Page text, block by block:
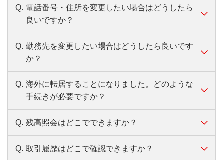
ATMで残高照会
第二リテールアカウント支店専用ダイヤル
「0120-76-5919」（音声自動応答）でご確認
額は返済日により異なります。ご返済日当日に
必要金額を下記方法でご確認ください。
では、1,000円未満の端数は切り上げた金額でご
入金ください。
入金額が借入残高と利息、遅延損害金の合計金
額を超える金額の場合
るご返済はできません。
次回返済金額や残高の確認方法
バンクイックアプリについて、くわしくはこち
ら
会員ページはこちら
お振り込み
お振り込みでご返済いただけます。バンクイッ
クアプリの「ご返済」または、会員ページの
「ご返済（振込返済）」からお手続きできま
す。
上記の方法の場合、振込手数料は無料です。
ATMからお振り込みでご返済される場合は、利用時
間・利用機関により所定の手数料がかかります。
ダウンロードはこちらから（無料）
A. 「当行口座をお持ちのお客さま」と、「バン
クイックのみお持ちのお客さま」でお手続方
＜当行口座をお持ちのお客さま＞
かんたん手続アプリにてお手続きをお願いしま
す。
バンクイックアプリ、会員ページまたはお電話で
Q. 電話番号・住所を変更したい場合はどうしたら
良いですか？
A. 「当行口座をお持ちのお客さま」と、「バン
クイックのみお持ちのお客さま」でお手続方
＜当行口座をお持ちのお客さま＞
かんたん手続アプリやインターネットバンキング
（三菱ＵＦＪダイレクト）にてお手続きをお願い
します。
住所変更はこちら
Q. 勤務先を変更したい場合はどうしたら良いです
か？
A. バンクイックアプリ、会員ページまたはお電
話でお届けいただけます。
アプリでのお届け
の変更」よりご変更ください。
Q. 海外に転居することになりました。どのような
手続きが必要ですか？
A. お客さまの状況により必要なお手続きが異な
りますので、詳細は個別にご案内いたしま
す。
Q. 残高照会はどこでできますか？
A. 以下のいずれかの方法でご確認いただけま
Q. 取引履歴はどこで確認できますか？